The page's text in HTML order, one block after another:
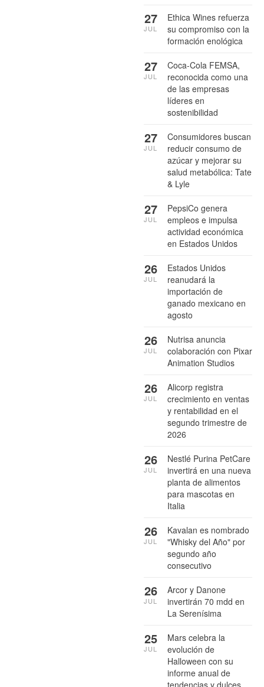
Ethica Wines refuerza
su compromiso con la
formación enológica
27
JUL
Coca-Cola FEMSA,
reconocida como una
de las empresas
líderes en
sostenibilidad
27
JUL
Consumidores buscan
reducir consumo de
azúcar y mejorar su
salud metabólica: Tate
& Lyle
27
JUL
PepsiCo genera
empleos e impulsa
actividad económica
en Estados Unidos
27
JUL
Estados Unidos
reanudará la
importación de
ganado mexicano en
agosto
26
JUL
Nutrisa anuncia
colaboración con Pixar
Animation Studios
26
JUL
Alicorp registra
crecimiento en ventas
y rentabilidad en el
segundo trimestre de
2026
26
JUL
Nestlé Purina PetCare
invertirá en una nueva
planta de alimentos
para mascotas en
Italia
26
JUL
Kavalan es nombrado
"Whisky del Año" por
segundo año
consecutivo
26
JUL
Arcor y Danone
invertirán 70 mdd en
La Serenísima
26
JUL
Mars celebra la
evolución de
Halloween con su
informe anual de
25
JUL